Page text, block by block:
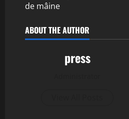
de mâine
ABOUT THE AUTHOR
press